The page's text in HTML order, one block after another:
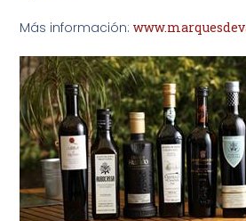
Más información: